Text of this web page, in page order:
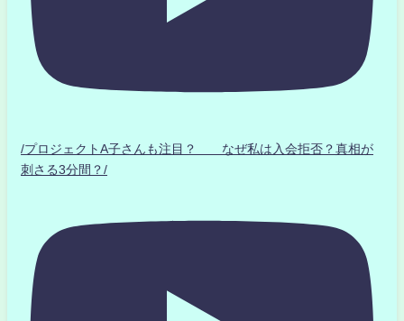
/プロジェクトA子さんも注目？ なぜ私は入会拒否？真相が
刺さる3分間？/